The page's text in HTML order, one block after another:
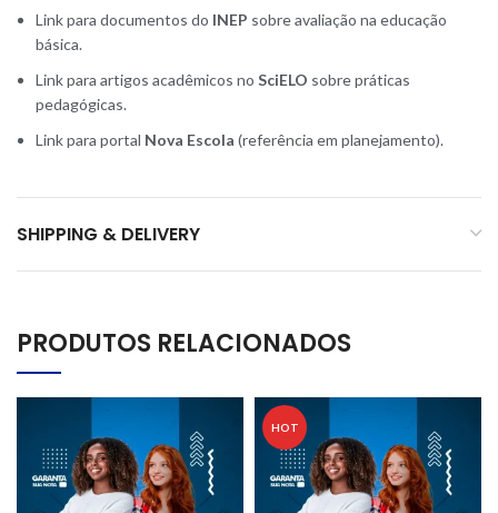
Link para documentos do INEP sobre avaliação na educação
básica.
Link para artigos acadêmicos no SciELO sobre práticas
pedagógicas.
Link para portal Nova Escola (referência em planejamento).
SHIPPING & DELIVERY
PRODUTOS RELACIONADOS
HOT